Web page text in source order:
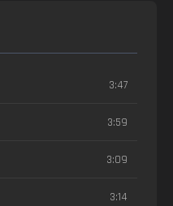
3:47
3:59
3:09
3:14